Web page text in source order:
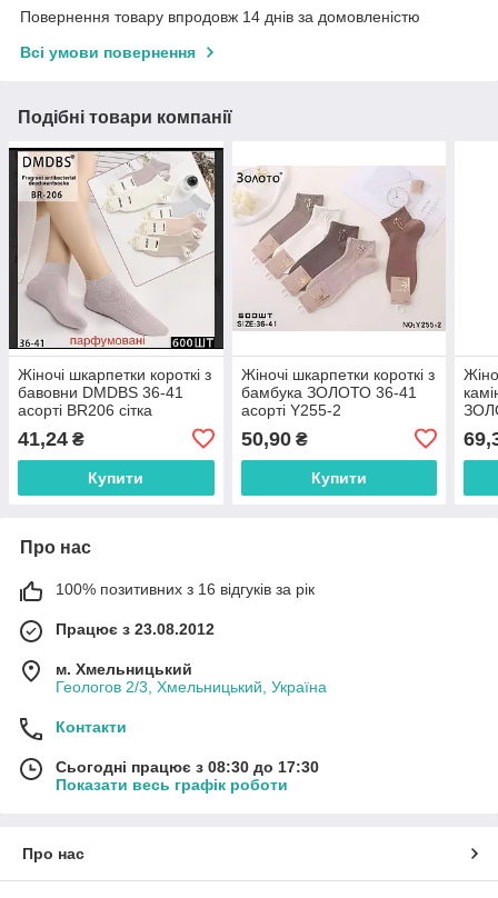
Повернення товару впродовж 14 днів за домовленістю
Всі умови повернення
Подібні товари компанії
Жіночі шкарпетки короткі з
бавовни DMDBS 36-41
асорті BR206 сітка
41,24 ₴
Купити
Жіночі шкарпетки короткі з
бамбука ЗОЛОТО 36-41
асорті Y255-2
50,90₴
Купити
Про нас
100% позитивних з 16 відгуків за рік
Працює з 23.08.2012
м. Хмельницький
Геологов 2/3, Хмельницький, Україна
Контакти
Сьогодні працює з 08:30 до 17:30
Показати весь графік роботи
Про нас